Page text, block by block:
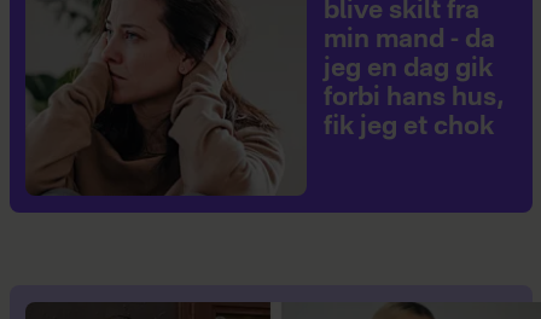
blive skilt fra
min mand - da
jeg en dag gik
forbi hans hus,
fik jeg et chok